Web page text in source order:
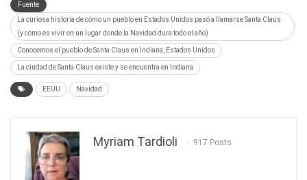
Fuente
La curiosa historia de cómo un pueblo en Estados Unidos pasó a llamarse Santa Claus
(y cómo es vivir en un lugar donde la Navidad dura todo el año)
Conocemos el pueblo de Santa Claus en Indiana, Estados Unidos
La ciudad de Santa Claus existe y se encuentra en Indiana
EEUU Navidad
Myriam Tardioli 917 Posts